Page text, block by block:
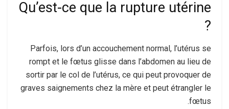
Qu’est-ce que la rupture utérine
?
Parfois, lors d’un accouchement normal, l’utérus se
rompt et le fœtus glisse dans l’abdomen au lieu de
sortir par le col de l’utérus, ce qui peut provoquer de
graves saignements chez la mère et peut étrangler le
fœtus.